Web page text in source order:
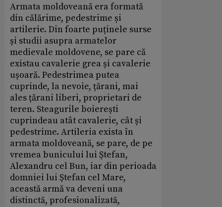
Armata moldoveană era formată
din călărime, pedestrime și
artilerie. Din foarte puținele surse
și studii asupra armatelor
medievale moldovene, se pare că
existau cavalerie grea și cavalerie
ușoară. Pedestrimea putea
cuprinde, la nevoie, țărani, mai
ales țărani liberi, proprietari de
teren. Steagurile boierești
cuprindeau atât cavalerie, cât și
pedestrime. Artileria exista în
armata moldoveană, se pare, de pe
vremea bunicului lui Ștefan,
Alexandru cel Bun, iar din perioada
domniei lui Ștefan cel Mare,
această armă va deveni una
distinctă, profesionalizată,